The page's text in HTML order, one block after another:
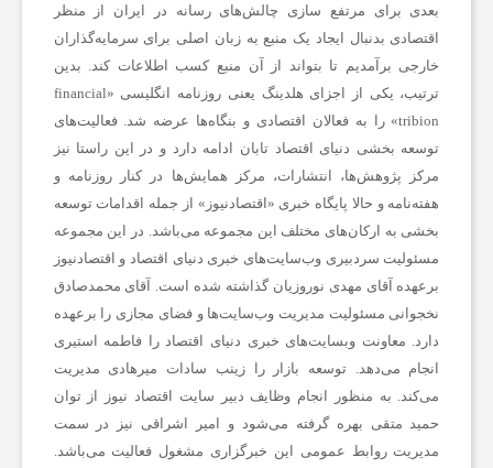
بعدی برای مرتفع سازی چالش‌های رسانه در ایران از منظر
اقتصادی بدنبال ایجاد یک منبع به زبان اصلی برای سرمایه‌گذاران
خارجی برآمدیم تا بتواند از آن منبع کسب اطلاعات کند. بدین
ترتیب، یکی از اجزای هلدینگ یعنی روزنامه انگلیسی «financial
tribion» را به فعالان اقتصادی و بنگاه‌ها عرضه شد. فعالیت‌های
توسعه بخشی دنیای اقتصاد تابان ادامه دارد و در این راستا نیز
مرکز پژوهش‌ها، انتشارات، مرکز همایش‌ها در کنار روزنامه و
هفته‌نامه و حالا پایگاه خبری «اقتصادنیوز» از جمله اقدامات توسعه
بخشی به ارکان‌های مختلف این مجموعه می‌باشد. در این مجموعه
مسئولیت سردبیری وب‌سایت‌های خبری دنیای اقتصاد و اقتصادنیوز
برعهده آقای مهدی نوروزیان گذاشته شده است. آقای محمدصادق
نخجوانی مسئولیت مدیریت وب‌سایت‌ها و فضای مجازی را برعهده
دارد. معاونت وبسایت‌های خبری دنیای اقتصاد را فاطمه استیری
انجام می‌دهد. توسعه بازار را زینب سادات میرهادی مدیریت
می‌کند. به منظور انجام وظایف دبیر سایت اقتصاد نیوز از توان
حمید متقی بهره گرفته می‌شود و امیر اشراقی نیز در سمت
مدیریت روابط عمومی این خبرگزاری مشغول فعالیت می‌باشد.